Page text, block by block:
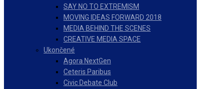
SAY NO TO EXTREMISM
MOVING IDEAS FORWARD 2018
MEDIA BEHIND THE SCENES
CREATIVE MEDIA SPACE
Ukončené
Agora NextGen
Ceteris Paribus
Civic Debate Club